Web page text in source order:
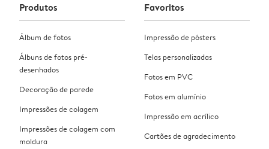
Produtos
Álbum de fotos
Álbuns de fotos pré-
desenhados
Decoração de parede
Impressões de colagem
Impressões de colagem com
moldura
Favoritos
Impressão de pósters
Telas personalizadas
Fotos em PVC
Fotos em alumínio
Impressão em acrílico
Cartões de agradecimento